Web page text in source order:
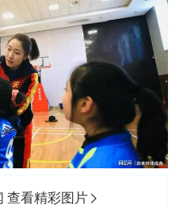
查看精彩图片